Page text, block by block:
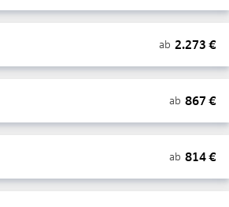
ab 2.273 €
ab 867 €
ab 814€